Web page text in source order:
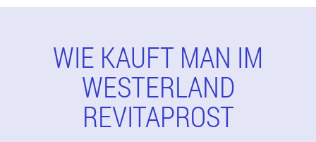
WIE KAUFT MAN IM
WESTERLAND
REVITAPROST